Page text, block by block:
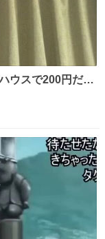
ウスで200円だっ